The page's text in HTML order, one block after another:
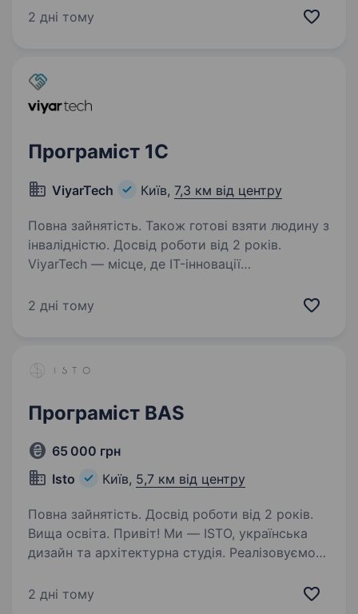
продукції світових брендів № 1 та № 2 —
2 дні тому
Програміст 1С
ViyarTech Київ, 7,3 км від центру
Повна зайнятість. Також готові взяти людину з
інвалідністю. Досвід роботи від 2 років.
ViyarTech — місце, де IT-інновації
Ми — продуктова IT-компанія в екосистемі
лінійка нашого коду безпосередньо…
2 дні тому
Програміст BAS
65 000 грн
Isto
Київ, 5,7 км від центру
Повна зайнятість. Досвід роботи від 2 років.
Вища освіта. Привiт! Ми — ISTO, українська
дизайн та архітектурна студія. Реалізовуємо
наближаємо нашу спільну перемогу,
2 дні тому